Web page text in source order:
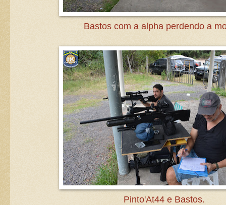
Bastos com a alpha perdendo a
Pinto'At44 e Bastos.